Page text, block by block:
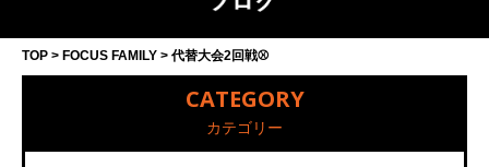
TOP FOCUS FAMILY 代替大会2回戦⚾️
CATEGORY
カテゴリー